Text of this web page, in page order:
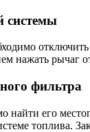
системы
нажать рычаг
фильтра
найти его
топлива.